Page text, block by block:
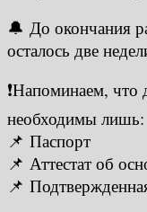
🔔 До окончания
осталось две
❗️Напоминаем, что
необходимы лишь:
📌 Паспорт
📌 Аттестат об
📌